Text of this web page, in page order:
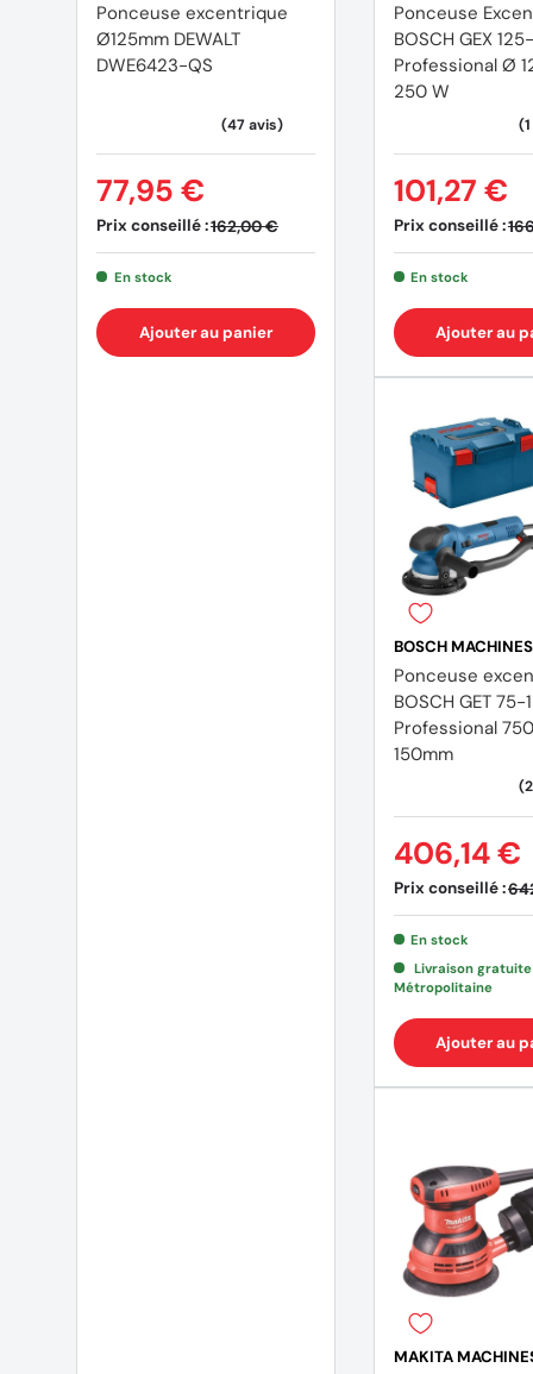
Ponceuse excentrique
Ø125mm DEWALT
DWE6423-QS
Prix conseillé :162,00 €
77,95 €
En stock
Ajouter au panier
Ponceuse
BOSCH GEX
Professional Ø
250 W
Prix conseillé :
101,27 €
En stock
Ajouter au
BOSCH MACHINES
Ponceuse
BOSCH GET 75-
Professional
150mm
Prix conseillé :
406,14 €
En stock
Livraison
Métropolitaine
Ajouter au
MAKITA